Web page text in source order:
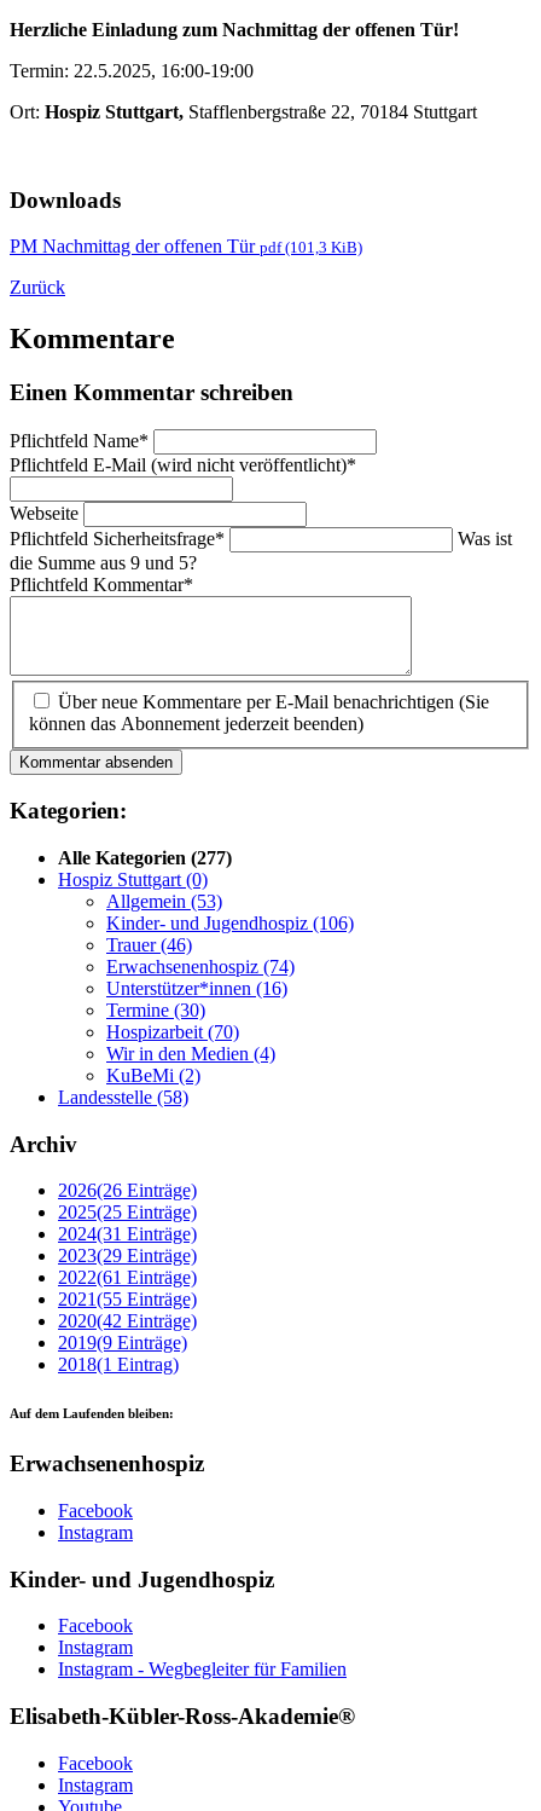
Herzliche Einladung zum Nachmittag der offenen Tür!
Termin: 22.5.2025, 16:00-19:00
Ort: Hospiz Stuttgart, Stafflenbergstraße 22, 70184 Stuttgart
Downloads
PM Nachmittag der offenen Tür pdf (101,3 KiB)
Zurück
Kommentare
Einen Kommentar schreiben
Pflichtfeld Name*
Pflichtfeld E-Mail (wird nicht veröffentlicht)*
Webseite
Pflichtfeld Sicherheitsfrage*
Was ist
die Summe aus 9 und 5?
Pflichtfeld Kommentar*
Über neue Kommentare per E-Mail benachrichtigen (Sie
können das Abonnement jederzeit beenden)
Kommentar absenden
Kategorien:
Alle Kategorien (277)
Hospiz Stuttgart (0)
Allgemein (53)
Kinder- und Jugendhospiz (106)
Trauer (46)
Erwachsenenhospiz (74)
Unterstützer*innen (16)
Termine (30)
Hospizarbeit (70)
Wir in den Medien (4)
KuBeMi (2)
Landesstelle (58)
Archiv
2026(26 Einträge)
2025(25 Einträge)
2024(31 Einträge)
2023(29 Einträge)
2022(61 Einträge)
2021(55 Einträge)
2020(42 Einträge)
2019(9 Einträge)
2018(1 Eintrag)
Auf dem Laufenden bleiben:
Erwachsenenhospiz
Facebook
Instagram
Kinder- und Jugendhospiz
Facebook
Instagram
Instagram - Wegbegleiter für Familien
Elisabeth-Kübler-Ross-Akademie®
Facebook
Instagram
Youtube